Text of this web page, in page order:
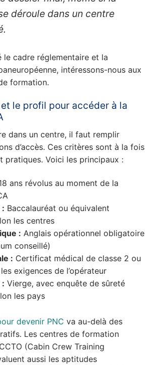
déroule dans un centre
le cadre réglementaire et la
intéressons-nous aux
formation.
le profil pour accéder à la
dans un centre, il faut remplir
d’accès. Ces critères sont à la fois
pratiques. Voici les principaux :
ans révolus au moment de la
: Baccalauréat ou équivalent
les centres
: Anglais opérationnel obligatoire
conseillé)
: Certificat médical de classe 2 ou
exigences de l’opérateur
: Vierge, avec enquête de sûreté
les pays
devenir PNC va au-delà des
Les centres de formation
(Cabin Crew Training
aussi les aptitudes